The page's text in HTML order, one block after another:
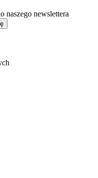
naszego newslettera